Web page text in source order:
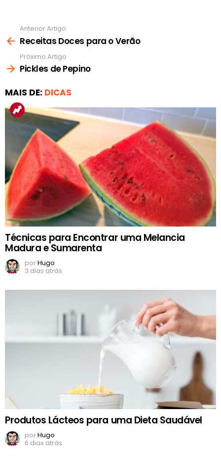
mais
Anterior Artigo
Receitas Doces para o Verão
Próximo Artigo
Pickles de Pepino
MAIS DE: DICAS
Técnicas para Encontrar uma Melancia
Madura e Sumarenta
porHugo
3 dias atrás
Produtos Lácteos para uma Dieta Saudável
porHugo
6 dias atrás